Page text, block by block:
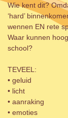
Wie kent dit?
‘hard’
wennen EN rete
Waar kunnen
school?
TEVEEL:
• geluid
• licht
• aanraking
• emoties